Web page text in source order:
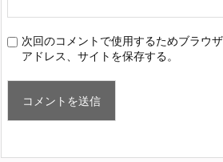
次回のコメントで使用するためブラウ
アドレス、サイトを保存する。